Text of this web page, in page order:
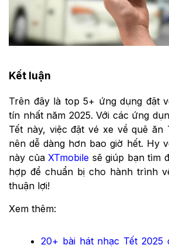
Kết luận
Trên đây là top 5+ ứng dụng đặt
tín nhất năm 2025. Với các ứng
Tết này, việc đặt vé xe về quê ăn
nên dễ dàng hơn bao giờ hết. Hy
này của XTmobile sẽ giúp bạn tìm
hợp để chuẩn bị cho hành trình
thuận lợi!
Xem thêm:
20+ bài hát nhạc Tết 2025